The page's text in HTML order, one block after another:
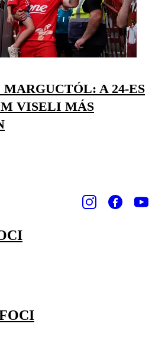
A 24-ES
VISELI MÁS